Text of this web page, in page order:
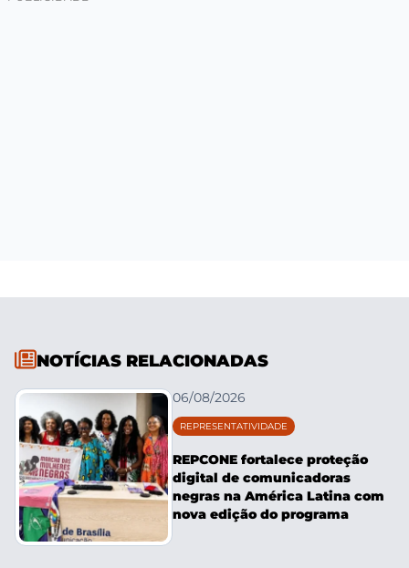
NOTÍCIAS RELACIONADAS
06/08/2026
REPRESENTATIVIDADE
REPCONE fortalece proteção
digital de comunicadoras
negras na América Latina com
nova edição do programa